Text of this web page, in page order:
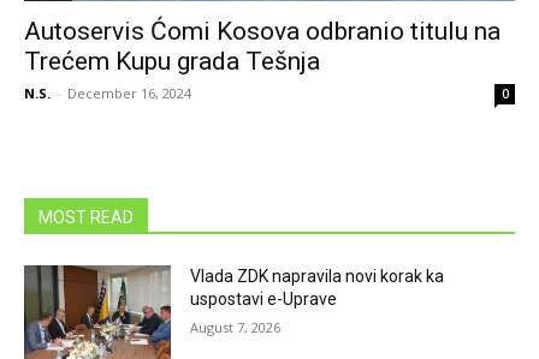
Autoservis Ćomi Kosova odbranio titulu na
Trećem Kupu grada Tešnja
N.S. - December 16, 2024 0
MOST READ
Vlada ZDK napravila novi korak ka
uspostavi e-Uprave
August 7, 2026